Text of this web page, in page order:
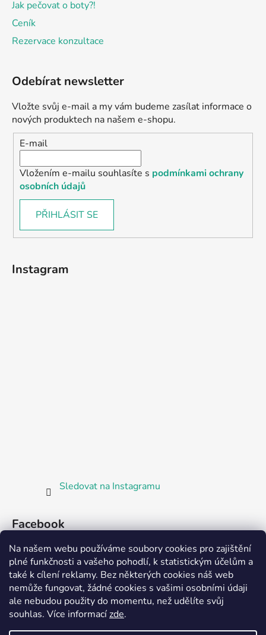
Na našem webu používáme soubory cookies pro zajištění
plné funkčnosti a vašeho pohodlí, k statistickým účelům a
také k cílení reklamy. Bez některých cookies náš web
nemůže fungovat, žádné cookies s vašimi osobními údaji
ale nebudou použity do momentu, než udělíte svůj
souhlas. Více informacízde.
Jak pečovat o boty?!
Ceník
Rezervace konzultace
Odebírat newsletter
Vložte svůj e-mail a my vám budeme zasílat informace o
nových produktech na našem e-shopu.
E-mail
Vložením e-mailu souhlasíte s podmínkami ochrany
osobních údajů
PŘIHLÁSIT SE
Instagram
Sledovat na Instagramu
Facebook
Partnerská prodejna Barefoot Plzeň